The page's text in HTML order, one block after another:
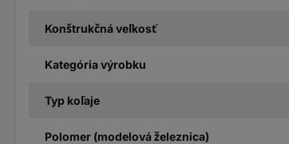
Konštrukčná veľkosť
Kategória výrobku
Typ koľaje
Polomer (modelová železnica)